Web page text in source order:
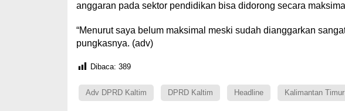
anggaran pada sektor pendidikan bisa didorong secara
“Menurut saya belum maksimal meski sudah dianggarkan
pungkasnya. (adv)
Dibaca: 389
Adv DPRD Kaltim DPRD Kaltim Headline Kalimantan Timur